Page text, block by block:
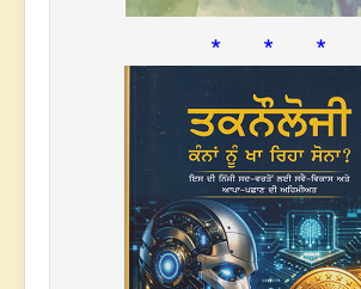
* * *